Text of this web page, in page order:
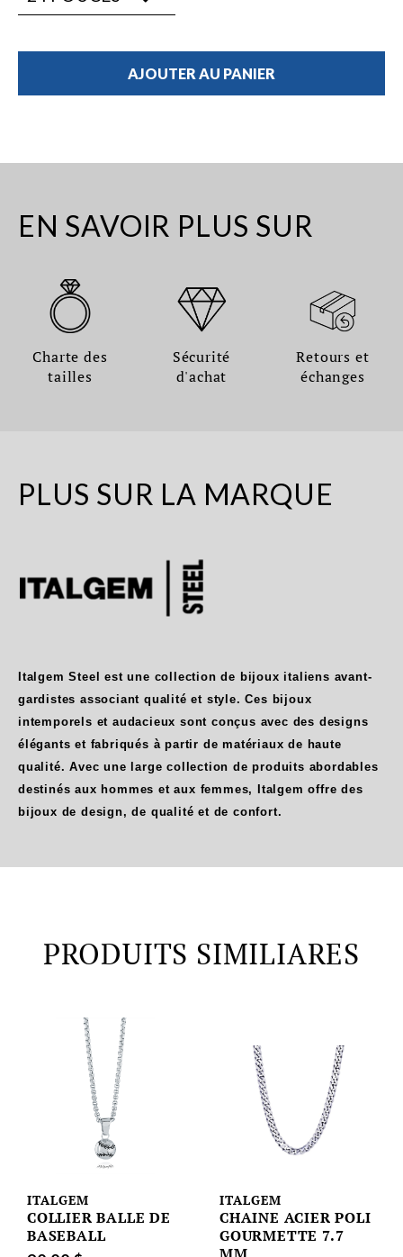
AJOUTER AU PANIER
EN SAVOIR PLUS SUR
Charte des
tailles
Sécurité
d'achat
Retours et
échanges
PLUS SUR LA MARQUE
Italgem Steel est une collection de bijoux italiens avant-
gardistes associant qualité et style. Ces bijoux
intemporels et audacieux sont conçus avec des designs
élégants et fabriqués à partir de matériaux de haute
qualité. Avec une large collection de produits abordables
destinés aux hommes et aux femmes, Italgem offre des
bijoux de design, de qualité et de confort.
PRODUITS SIMILIARES
ITALGEM
COLLIER BALLE DE
BASEBALL
ITALGEM
CHAINE ACIER POLI
GOURMETTE 7.7